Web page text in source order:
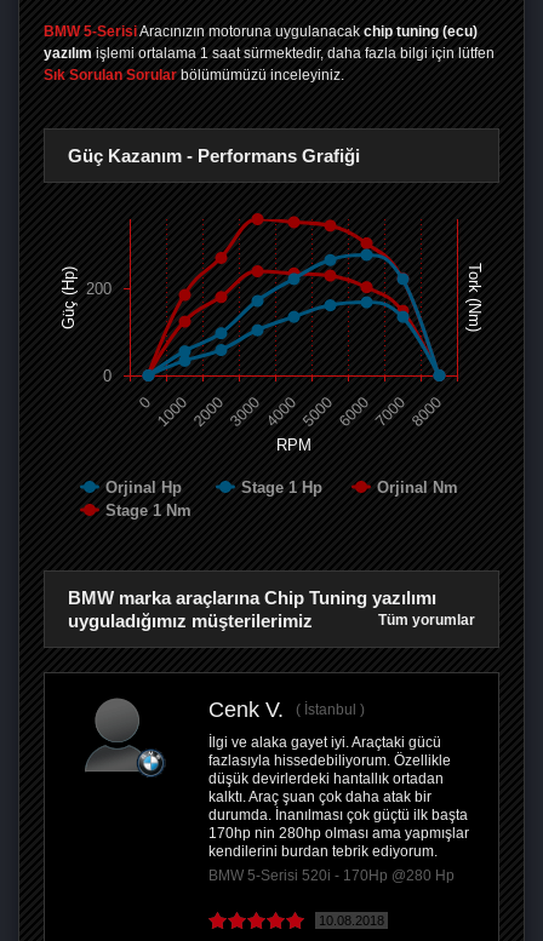
BMW 5-SerisiAracınızın motoruna uygulanacak chip tuning (ecu)
yazılım işlemi ortalama 1 saat sürmektedir, daha fazla bilgi için lütfen
Sık Sorulan Sorular bölümümüzü inceleyiniz.
Güç Kazanım - Performans Grafiği
RPM
Güç (Hp) Tork (Nm)
Orjinal Hp Stage 1 Hp
Orjinal Nm
Stage 1 Nm
0 100020003000 40005000600070008000
0
200
BMW marka araçlarına Chip Tuning yazılımı
uyguladığımız müşterilerimiz
Tüm yorumlar
Cenk V.
İstanbul
İlgi ve alaka gayet iyi. Araçtaki gücü
fazlasıyla hissedebiliyorum. Özellikle
düşük devirlerdeki hantallık ortadan
kalktı. Araç şuan çok daha atak bir
durumda. İnanılması çok güçtü ilk başta
170hp nin 280hp olması ama yapmışlar
kendilerini burdan tebrik ediyorum.
BMW 5-Serisi 520i - 170Hp @280 Hp
10.08.2018